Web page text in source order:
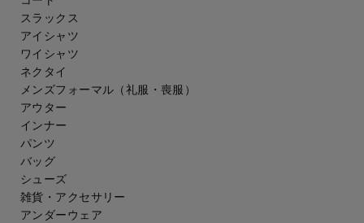
スラックス
アイシャツ
ワイシャツ
ネクタイ
メンズフォーマル （礼服・喪服）
アウター
インナー
パンツ
バッグ
シューズ
雑貨・アクセサリー
アンダーウェア